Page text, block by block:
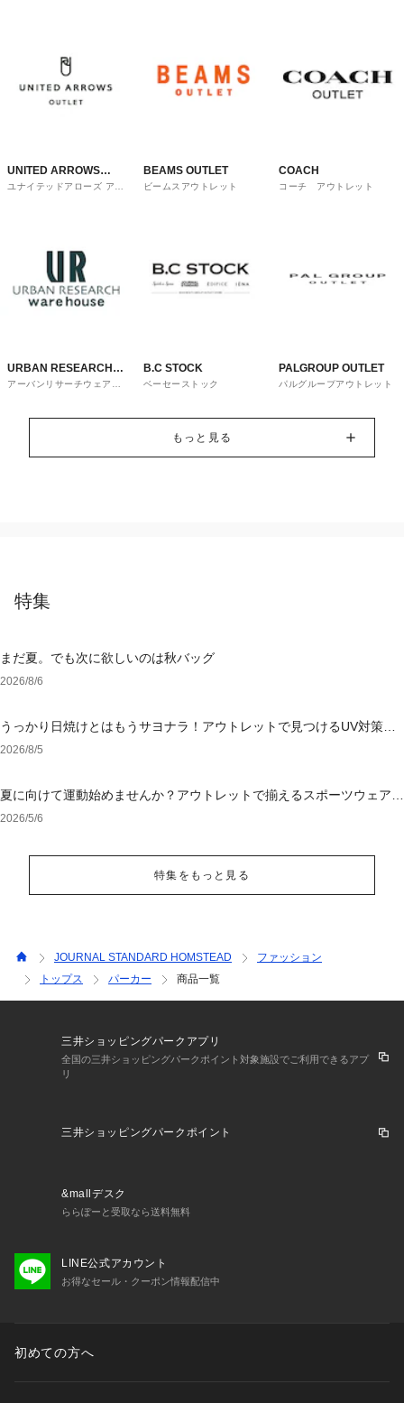
UNITED ARROWS
OUTLET
ユナイテッドアローズ アウ
BEAMS OUTLET
ビームスアウトレット
COACH
コーチ アウトレット
URBAN RESEARCH
ware house
アーバンリサーチウェアハ
B.C STOCK
ベーセーストック
PALGROUP OUTLET
パルグループアウトレット
もっと見る
特集
まだ夏。でも次に欲しいのは秋バッグ
2026/8/6
うっかり日焼けとはもうサヨナラ！アウトレットで見つけるUV対策ウ
ェア
2026/8/5
夏に向けて運動始めませんか？アウトレットで揃えるスポーツウェア＆
シューズ
2026/5/6
特集をもっと見る
JOURNAL STANDARD HOMSTEAD
ファッション
トップス
パーカー 商品一覧
三井ショッピングパークアプリ
全国の三井ショッピングパークポイント対象施設でご利用できるアプ
リ
三井ショッピングパークポイント
&mallデスク
ららぽーと受取なら送料無料
LINE公式アカウント
お得なセール・クーポン情報配信中
初めての方へ